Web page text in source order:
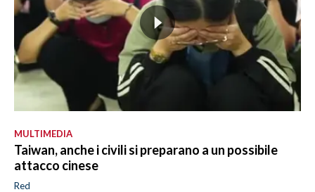
MULTIMEDIA
Taiwan, anche i civili si preparano a un possibile
attacco cinese
Red